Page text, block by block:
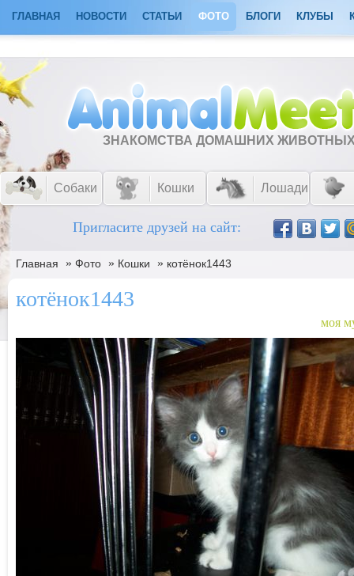
ГЛАВНАЯ НОВОСТИ СТАТЬИ ФОТО БЛОГИ КЛУБЫ
ЗНАКОМСТВА ДОМАШНИХ
Собаки Кошки Лошади
Пригласите друзей на сайт:
Главная » Фото » Кошки » котёнок1443
котёнок1443
моя